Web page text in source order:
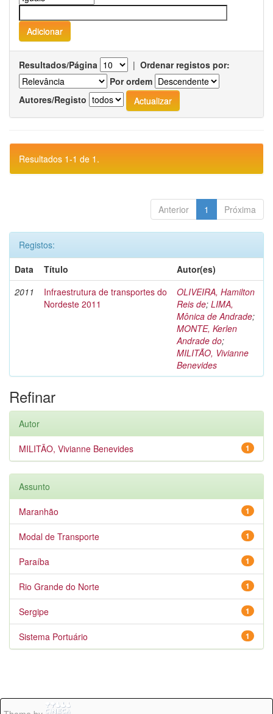
Resultados/Página | Ordenar registos por:
Por ordem
Autores/Registo
Resultados 1-1 de 1.
Anterior 1 Próxima
Registos:
Data
Título
Autor(es)
2011
Infraestrutura de transportes do
Nordeste 2011
OLIVEIRA, Hamilton
Reis de; LIMA,
Mônica de Andrade;
MONTE, Kerlen
Andrade do;
MILITÃO, Vivianne
Benevides
Refinar
Autor
1
MILITÃO, Vivianne Benevides
Assunto
1
Maranhão
1
Modal de Transporte
1
Paraíba
1
Rio Grande do Norte
1
Sergipe
1
Sistema Portuário